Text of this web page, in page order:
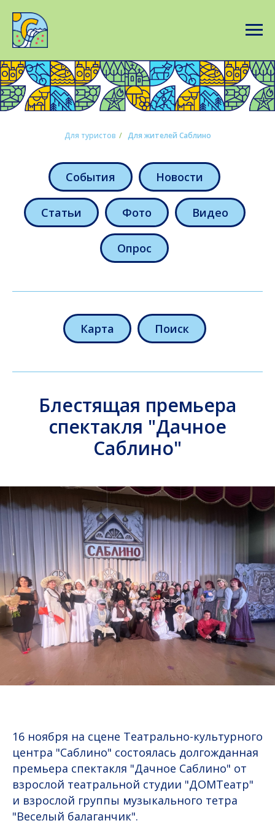
Для туристов / Для жителей Саблино
События Новости
Статьи Фото Видео
Опрос
Карта Поиск
Блестящая премьера
спектакля "Дачное
Cаблино"
16 ноября на сцене Театрально-культурного
центра "Саблино" состоялась долгожданная
премьера спектакля "Дачное Саблино" от
взрослой театральной студии "ДОМТеатр"
и взрослой группы музыкального тетра
"Веселый балаганчик".